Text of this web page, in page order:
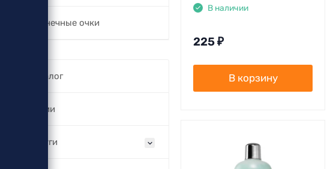
Солнечные очки
Каталог
Акции
Услуги
В наличии
225₽
В корзину